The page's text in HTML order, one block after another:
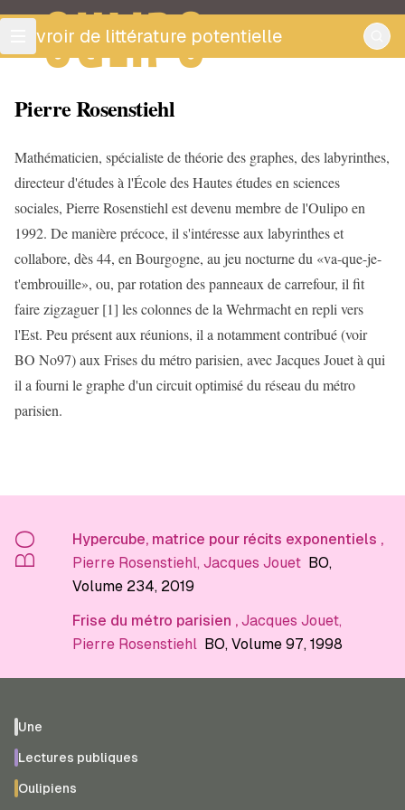
OULIPO
ouvroir de littérature potentielle
Pierre Rosenstiehl
Mathématicien, spécialiste de théorie des graphes, des labyrinthes,
directeur d'études à l'École des Hautes études en sciences
sociales, Pierre Rosenstiehl est devenu membre de l'Oulipo en
1992. De manière précoce, il s'intéresse aux labyrinthes et
collabore, dès 44, en Bourgogne, au jeu nocturne du «va-que-je-
t'embrouille», ou, par rotation des panneaux de carrefour, il fit
faire zigzaguer [1] les colonnes de la Wehrmacht en repli vers
l'Est. Peu présent aux réunions, il a notamment contribué (voir
BO No97) aux Frises du métro parisien, avec Jacques Jouet à qui
il a fourni le graphe d'un circuit optimisé du réseau du métro
parisien.
BO Hypercube, matrice pour récits exponentiels ,
Pierre Rosenstiehl, Jacques Jouet BO,
Volume 234, 2019
Frise du métro parisien , Jacques Jouet,
Pierre Rosenstiehl BO, Volume 97, 1998
Une
Lectures publiques
Oulipiens